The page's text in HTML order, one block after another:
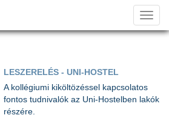
LESZERELÉS - UNI-HOSTEL
A kollégiumi kiköltözéssel kapcsolatos
fontos tudnivalók az Uni-Hostelben lakók
részére.